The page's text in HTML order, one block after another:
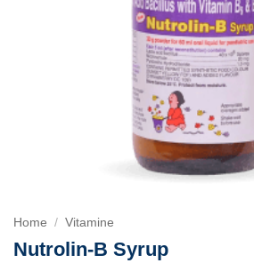
Home / Vitamine
Nutrolin-B Syrup